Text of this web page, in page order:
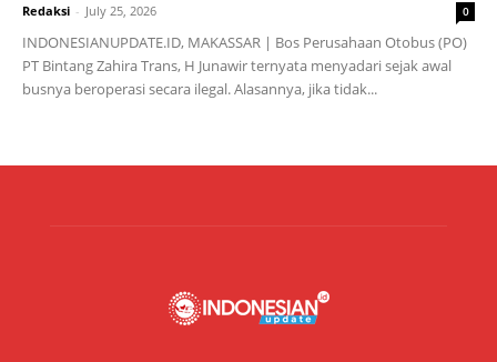
Redaksi - July 25, 2026 0
INDONESIANUPDATE.ID, MAKASSAR | Bos Perusahaan Otobus (PO)
PT Bintang Zahira Trans, H Junawir ternyata menyadari sejak awal
busnya beroperasi secara ilegal. Alasannya, jika tidak...